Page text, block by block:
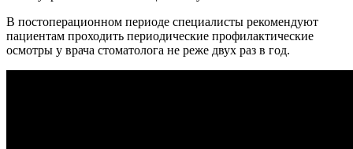
В постоперационном периоде специалисты рекомендуют
пациентам проходить периодические профилактические
осмотры у врача стоматолога не реже двух раз в год.